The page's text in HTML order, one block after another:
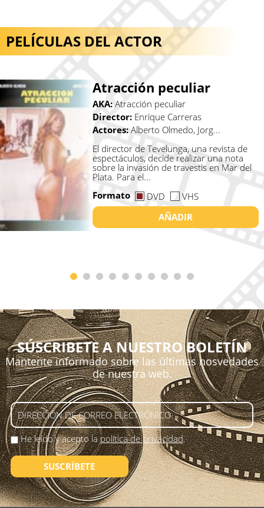
PELÍCULAS DEL ACTOR
Atracción peculiar
AKA: Atracción peculiar
Director: Enrique Carreras
Actores:Alberto Olmedo, Jorg...
El director de Tevelunga, una revista de
espectáculos, decide realizar una nota
sobre la invasión de travestis en Mar del
Plata. Para el...
Formato
DVD
VHS
AÑADIR
SÚSCRIBETE A NUESTRO BOLETÍN
Mantente informado sobre las últimas nosvedades
de nuestra web.
He leído y acepto lapolítica de privacidad.
SUSCRÍBETE